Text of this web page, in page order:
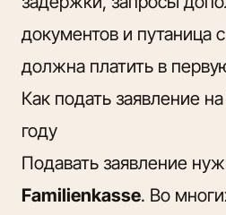
документов и путаница
должна платить в
Как подать заявление
году
Подавать заявление
Familienkasse. Во